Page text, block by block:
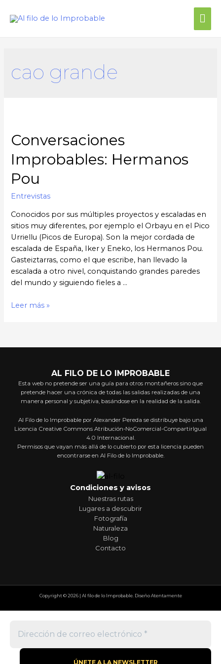
cao grande
Conversaciones
Improbables: Hermanos
Pou
Entrevistas
Conocidos por sus múltiples proyectos y escaladas en
sitios muy diferentes, por ejemplo el Orbayu en el Pico
Urriellu (Picos de Europa). Son la mejor cordada de
escalada de España, Iker y Eneko, los Hermanos Pou.
Gasteiztarras, como el que escribe, han llevado la
escalada a otro nivel, conquistando grandes paredes
del mundo y siguiendo fieles a …
Conversaciones
Leer más »
AL FILO DE LO IMPROBABLE
Esta web no pretende ser una guía para otros montañeros sino que
pretende hacer una crónica de todas las salidas realizadas de una
manera personal y subjetiva, basándose en la realidad de la salida.
Al Filo de lo Improbable por Alexander Pereda se distribuye bajo una
Licencia Creative Commons Atribución-NoComercial-CompartirIgual
4.0 Internacional.
Permisos que vayan más allá de lo cubierto por esta licencia pueden
encontrarse en Al Filo de lo Improbable.
Condiciones y avisos
Nuestras rutas
Lugares a descubrir
Fotografía
Naturaleza
Blog
Contacto
Copyright © 2026 | Al filo de lo Improbable. Diseño Atentamente